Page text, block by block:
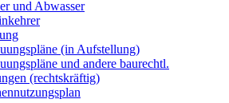
und Abwasser
(in Aufstellung)
und andere baurechtl.
(rechtskräftig)